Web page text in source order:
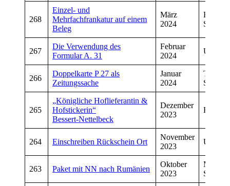
268
Einzel- und
Mehrfachfrankatur auf einem
Beleg
März
2024
Hans
267
Die Verwendung des
Formular A. 31
Februar
2024
Udo
266
Doppelkarte P 27 als
Zeitungssache
Januar
2024
Torsten
265
„Königliche Hoflieferantin &
Hofstickerin“
Bessert-Nettelbeck
Dezember
2023
Rainer
264 Einschreiben Rückschein Ort
November
2023
Udo
263 Paket mit NN nach Rumänien
Oktober
2023